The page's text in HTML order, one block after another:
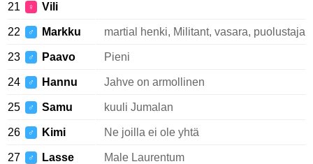
21 ♀ Vili
22 ♂ Markku martial henki, Militant, vasara, puolustaja
23 ♂ Paavo Pieni
24 ♂ Hannu Jahve on armollinen
25 ♂ Samu kuuli Jumalan
26 ♂ Kimi Ne joilla ei ole yhtä
27 ♂ Lasse Male Laurentum